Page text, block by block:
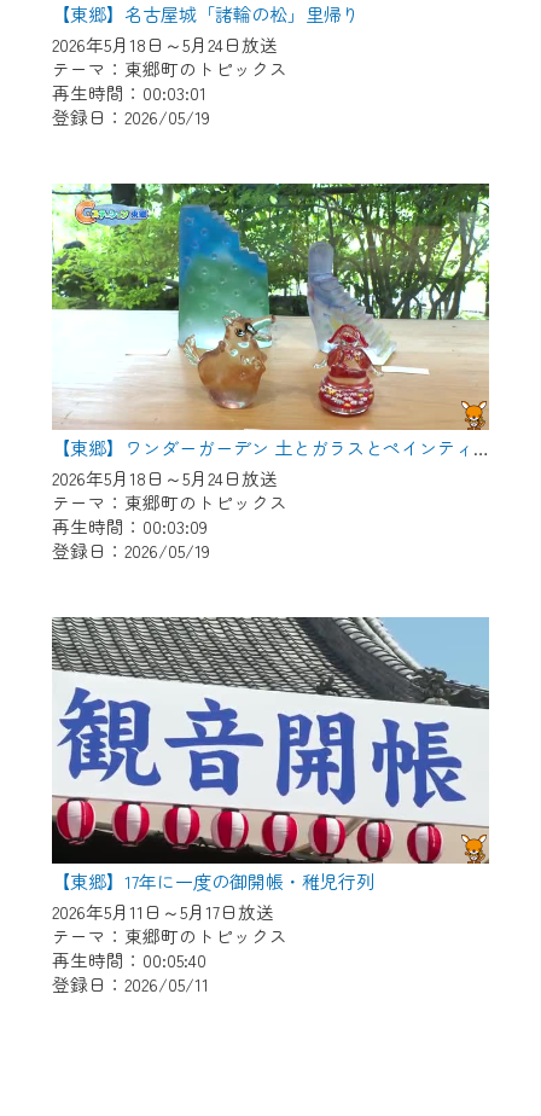
【東郷】名古屋城「諸輪の松」里帰り
2026年5月18日～5月24日放送
テーマ：東郷町のトピックス
再生時間：00:03:01
登録日：2026/05/19
【東郷】ワンダーガーデン 土とガラスとペインティング
2026年5月18日～5月24日放送
テーマ：東郷町のトピックス
再生時間：00:03:09
登録日：2026/05/19
【東郷】17年に一度の御開帳・稚児行列
2026年5月11日～5月17日放送
テーマ：東郷町のトピックス
再生時間：00:05:40
登録日：2026/05/11